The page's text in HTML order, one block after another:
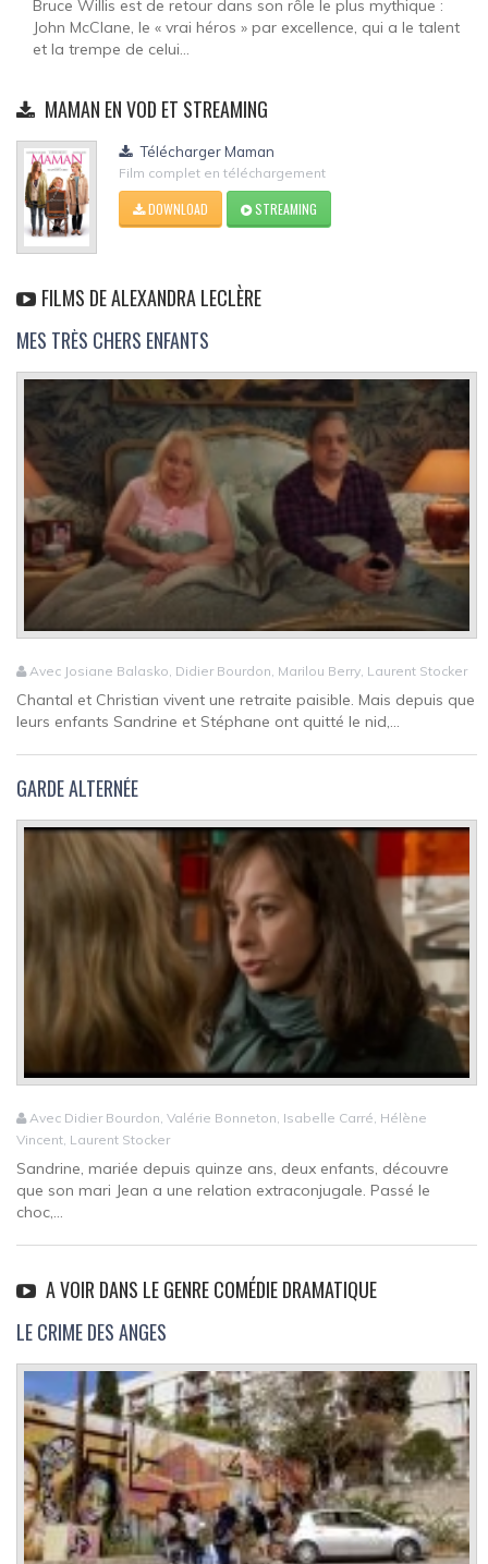
Bruce Willis est de retour dans son rôle le plus mythique :
John McClane, le « vrai héros » par excellence, qui a le talent
et la trempe de celui...
MAMAN EN VOD ET STREAMING
Télécharger Maman
Film complet en téléchargement
DOWNLOAD STREAMING
FILMS DE ALEXANDRA LECLÈRE
MES TRÈS CHERS ENFANTS
Avec Josiane Balasko, Didier Bourdon, Marilou Berry, Laurent Stocker
Chantal et Christian vivent une retraite paisible. Mais depuis que
leurs enfants Sandrine et Stéphane ont quitté le nid,...
GARDE ALTERNÉE
Avec Didier Bourdon, Valérie Bonneton, Isabelle Carré, Hélène
Vincent, Laurent Stocker
Sandrine, mariée depuis quinze ans, deux enfants, découvre
que son mari Jean a une relation extraconjugale. Passé le
choc,...
A VOIR DANS LE GENRE COMÉDIE DRAMATIQUE
LE CRIME DES ANGES